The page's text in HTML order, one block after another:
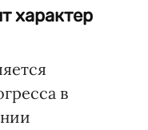
характер
в